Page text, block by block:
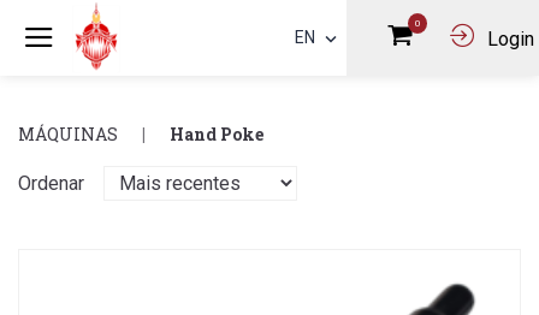
EN
0
Login
MÁQUINAS Hand Poke
Ordenar